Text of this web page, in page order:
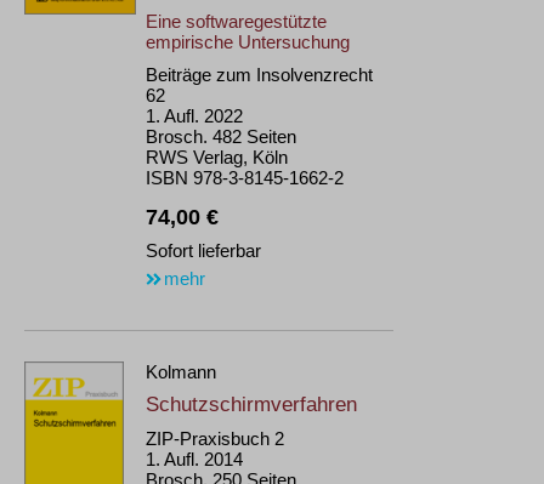
Eine softwaregestützte
empirische Untersuchung
Beiträge zum Insolvenzrecht
62
1. Aufl. 2022
Brosch. 482 Seiten
RWS Verlag, Köln
ISBN 978-3-8145-1662-2
74,00 €
Sofort lieferbar
mehr
Kolmann
Schutzschirmverfahren
ZIP-Praxisbuch 2
1. Aufl. 2014
Brosch. 250 Seiten